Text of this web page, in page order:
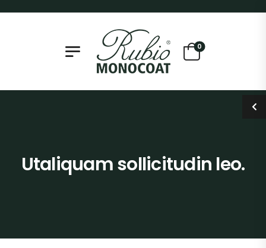
0
Utaliquam sollicitudin leo.